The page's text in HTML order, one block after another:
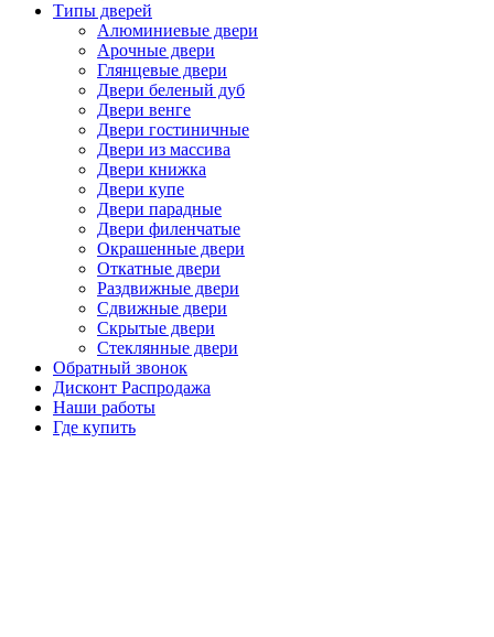
Типы дверей
Алюминиевые двери
Арочные двери
Глянцевые двери
Двери беленый дуб
Двери венге
Двери гостиничные
Двери из массива
Двери книжка
Двери купе
Двери парадные
Двери филенчатые
Окрашенные двери
Откатные двери
Раздвижные двери
Сдвижные двери
Скрытые двери
Стеклянные двери
Обратный звонок
Дисконт Распродажа
Наши работы
Где купить